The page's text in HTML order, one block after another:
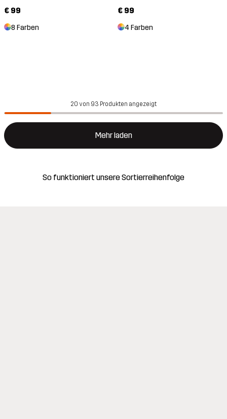
€ 99
8 Farben
€ 99
4 Farben
20 von 93 Produkten angezeigt
Mehr laden
So funktioniert unsere Sortierreihenfolge